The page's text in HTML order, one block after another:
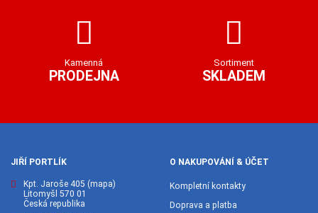
Kamenná
PRODEJNA
Sortiment
SKLADEM
JIŘÍ PORTLÍK
Kpt. Jaroše 405 (mapa)
Litomyšl 570 01
Česká republika
O NAKUPOVÁNÍ & ÚČET
Kompletní kontakty
Doprava a platba